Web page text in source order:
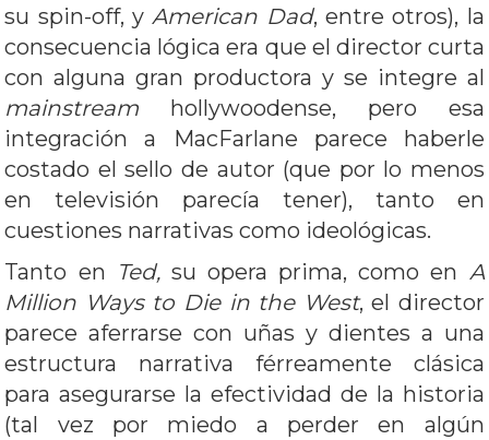
su spin-off, y American Dad, entre otros), la
consecuencia lógica era que el director curta
con alguna gran productora y se integre al
mainstream hollywoodense, pero esa
integración a MacFarlane parece haberle
costado el sello de autor (que por lo menos
en televisión parecía tener), tanto en
cuestiones narrativas como ideológicas.
Tanto en Ted, su opera prima, como en A
Million Ways to Die in the West, el director
parece aferrarse con uñas y dientes a una
estructura narrativa férreamente clásica
para asegurarse la efectividad de la historia
(tal vez por miedo a perder en algún